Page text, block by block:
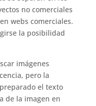
no comerciales
webs comerciales.
la posibilidad
imágenes
pero la
el texto
de la imagen en